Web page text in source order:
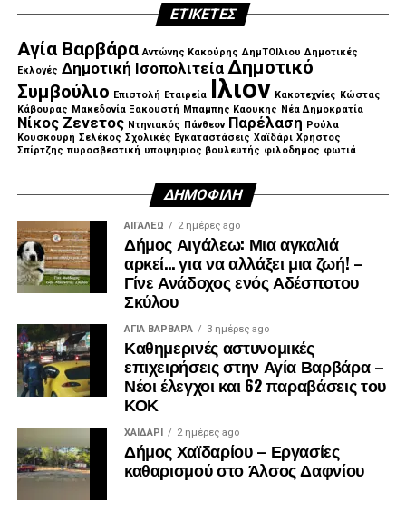
ΕΤΙΚΈΤΕΣ
Αγία Βαρβάρα Αντώνης Κακούρης ΔημΤΟΙλιου Δημοτικές
Εκλογές Δημοτική Ισοπολιτεία Δημοτικό
Συμβούλιο Επιστολή Εταιρεία Ιλιον Κακοτεχνίες Κώστας
Κάβουρας Μακεδονία Ξακουστή Μπαμπης Καουκης Νέα Δημοκρατία
Νίκος Ζενετος Ντηνιακός Πάνθεον Παρέλαση Ρούλα
Κουσκουρή Σελέκος Σχολικές Εγκαταστάσεις Χαϊδάρι Χρηστος
Σπίρτζης πυροσβεστική υποψηφιος βουλευτής φιλοδημος φωτιά
ΔΗΜΟΦΙΛΉ
ΑΙΓΑΛΕΩ 2 ημέρες ago
Δήμος Αιγάλεω: Μια αγκαλιά
αρκεί… για να αλλάξει μια ζωή! –
Γίνε Ανάδοχος ενός Αδέσποτου
Σκύλου
ΑΓΙΑ ΒΑΡΒΑΡΑ 3 ημέρες ago
Καθημερινές αστυνομικές
επιχειρήσεις στην Αγία Βαρβάρα –
Νέοι έλεγχοι και 62 παραβάσεις του
ΚΟΚ
ΧΑΪΔΑΡΙ 2 ημέρες ago
Δήμος Χαϊδαρίου – Εργασίες
καθαρισμού στο Άλσος Δαφνίου